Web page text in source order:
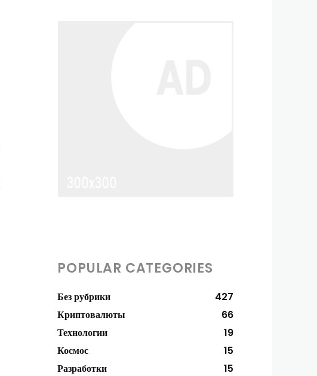
POPULAR CATEGORIES
Без рубрики
427
Криптовалюты
66
Технологии
19
Космос
15
Разработки
15